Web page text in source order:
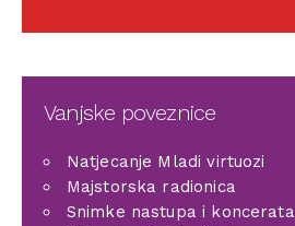
Vanjske poveznice
Natjecanje Mladi virtuozi
Majstorska radionica
Snimke nastupa i koncerata